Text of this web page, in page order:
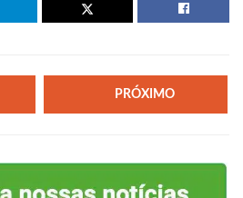
PRÓXIMO